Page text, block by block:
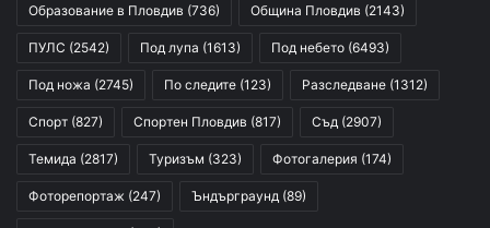
Образование в Пловдив (736) Община Пловдив (2143)
ПУЛС (2542) Под лупа (1613) Под небето (6493)
Под ножа (2745) По следите (123) Разследване (1312)
Спорт (827) Спортен Пловдив (817) Съд (2907)
Темида (2817) Туризъм (323) Фотогалерия (174)
Фоторепортаж (247) Ъндърграунд (89)